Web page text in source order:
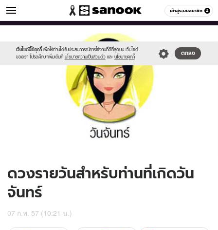
เข้าสู่ระบบสมาชิก
ดูดวง หมวดอื่นๆ
เว็บไซต์นี้ใช้คุกกี้ เพื่อให้ท่านได้รับประสบการณ์การใช้งานที่ดีที่สุดบน เว็บไซต์
ของเรา โปรดศึกษาเพิ่มเติมที่ นโยบายความเป็นส่วนตัว และ นโยบายคุกกี้
ตกลง
sanook.png
ดวงรายวันสำหรับท่านที่เกิดวัน
จันทร์
07 ก.พ. 57 (10:21 น.)